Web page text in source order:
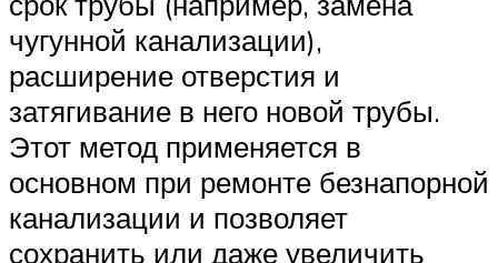
чугунной канализации),
расширение отверстия и
затягивание в него новой трубы.
Этот метод применяется в
основном при ремонте безнапорной
канализации и позволяет
сохранить или даже увеличить